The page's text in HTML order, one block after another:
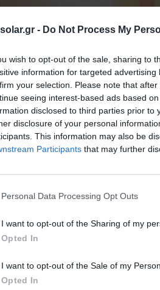
- Do Not Process My
wish to opt-out of the sale, sharing to
information for targeted
your selection. Please note that
seeing interest-based ads based
disclosed to third parties prior
disclosure of your personal
This information may also be
Participants that may further
Personal Data Processing Opt Outs
I want to opt-out of the Sharing of my
Opted In
I want to opt-out of the Sale of my
Opted In